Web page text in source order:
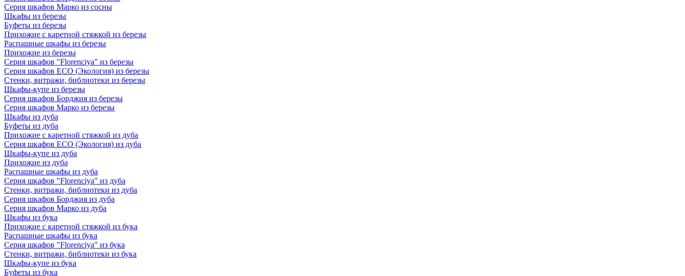
Серия шкафов Марко из сосны
Шкафы из березы
Буфеты из березы
Прихожие с каретной стяжкой из березы
Распашные шкафы из березы
Прихожие из березы
Серия шкафов "Florenciya" из березы
Серия шкафов ECO (Экология) из березы
Стенки, витражи, библиотеки из березы
Шкафы-купе из березы
Серия шкафов Борджия из березы
Серия шкафов Марко из березы
Шкафы из дуба
Буфеты из дуба
Прихожие с каретной стяжкой из дуба
Серия шкафов ECO (Экология) из дуба
Шкафы-купе из дуба
Прихожие из дуба
Распашные шкафы из дуба
Серия шкафов "Florenciya" из дуба
Стенки, витражи, библиотеки из дуба
Серия шкафов Борджия из дуба
Серия шкафов Марко из дуба
Шкафы из бука
Прихожие с каретной стяжкой из бука
Распашные шкафы из бука
Серия шкафов "Florenciya" из бука
Стенки, витражи, библиотеки из бука
Шкафы-купе из бука
Буфеты из бука